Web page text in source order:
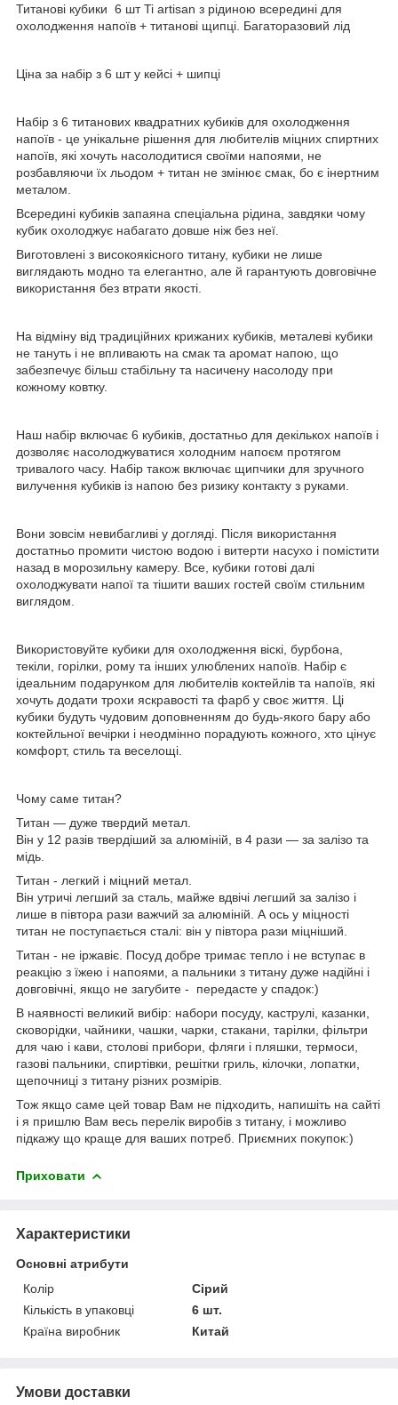
Титанові кубики 6 шт Ti artisan з рідиною всередині для
охолодження напоїв + титанові щипці. Багаторазовий лід
Ціна за набір з 6 шт у кейсі + шипці
Набір з 6 титанових квадратних кубиків для охолодження
напоїв - це унікальне рішення для любителів міцних спиртних
напоїв, які хочуть насолодитися своїми напоями, не
розбавляючи їх льодом + титан не змінює смак, бо є інертним
металом.
Всередині кубиків запаяна спеціальна рідина, завдяки чому
кубик охолоджує набагато довше ніж без неї.
Виготовлені з високоякісного титану, кубики не лише
виглядають модно та елегантно, але й гарантують довговічне
використання без втрати якості.
На відміну від традиційних крижаних кубиків, металеві кубики
не тануть і не впливають на смак та аромат напою, що
забезпечує більш стабільну та насичену насолоду при
кожному ковтку.
Наш набір включає 6 кубиків, достатньо для декількох напоїв і
дозволяє насолоджуватися холодним напоєм протягом
тривалого часу. Набір також включає щипчики для зручного
вилучення кубиків із напою без ризику контакту з руками.
Вони зовсім невибагливі у догляді. Після використання
достатньо промити чистою водою і витерти насухо і помістити
назад в морозильну камеру. Все, кубики готові далі
охолоджувати напої та тішити ваших гостей своїм стильним
виглядом.
Використовуйте кубики для охолодження віскі, бурбона,
текіли, горілки, рому та інших улюблених напоїв. Набір є
ідеальним подарунком для любителів коктейлів та напоїв, які
хочуть додати трохи яскравості та фарб у своє життя. Ці
кубики будуть чудовим доповненням до будь-якого бару або
коктейльної вечірки і неодмінно порадують кожного, хто цінує
комфорт, стиль та веселощі.
Чому саме титан?
Титан — дуже твердий метал.
Він у 12 разів твердіший за алюміній, в 4 рази — за залізо та
мідь.
Титан - легкий і міцний метал.
Він утричі легший за сталь, майже вдвічі легший за залізо і
лише в півтора рази важчий за алюміній. А ось у міцності
титан не поступається сталі: він у півтора рази міцніший.
Титан - не іржавіє. Посуд добре тримає тепло і не вступає в
реакцію з їжею і напоями, а пальники з титану дуже надійні і
довговічні, якщо не загубите - передасте у спадок:)
В наявності великий вибір: набори посуду, каструлі, казанки,
сковорідки, чайники, чашки, чарки, стакани, тарілки, фільтри
для чаю і кави, столові прибори, фляги і пляшки, термоси,
газові пальники, спиртівки, решітки гриль, кілочки, лопатки,
щепочниці з титану різних розмірів.
Тож якщо саме цей товар Вам не підходить, напишіть на сайті
і я пришлю Вам весь перелік виробів з титану, і можливо
підкажу що краще для ваших потреб. Приємних покупок:)
Приховати
Характеристики
Основні атрибути
Колір
Сірий
Кількість в упаковці
6 шт.
Країна виробник
Китай
Умови доставки